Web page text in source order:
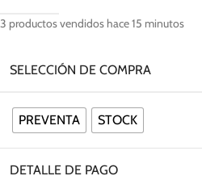
3 productos vendidos hace 15 minutos
SELECCIÓN DE COMPRA
PREVENTA STOCK
DETALLE DE PAGO